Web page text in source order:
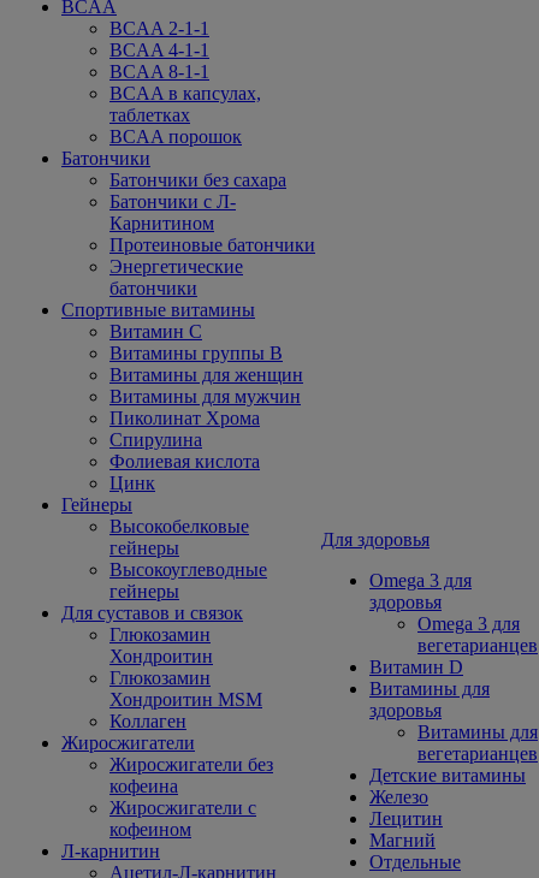
BCAA
BCAA 2-1-1
BCAA 4-1-1
BCAA 8-1-1
BCAA в капсулах,
таблетках
BCAA порошок
Батончики
Батончики без сахара
Батончики с Л-
Карнитином
Протеиновые батончики
Энергетические
батончики
Спортивные витамины
Витамин С
Витамины группы В
Витамины для женщин
Витамины для мужчин
Пиколинат Хрома
Спирулина
Фолиевая кислота
Цинк
Гейнеры
Высокобелковые
гейнеры
Высокоуглеводные
гейнеры
Для суставов и связок
Глюкозамин
Хондроитин
Глюкозамин
Хондроитин MSM
Коллаген
Жиросжигатели
Жиросжигатели без
кофеина
Жиросжигатели с
кофеином
Л-карнитин
Ацетил-Л-карнитин
Для здоровья
Omega 3 для
здоровья
Omega 3 для
вегетарианцев
Витамин D
Витамины для
здоровья
Витамины для
вегетарианцев
Детские витамины
Железо
Лецитин
Магний
Отдельные